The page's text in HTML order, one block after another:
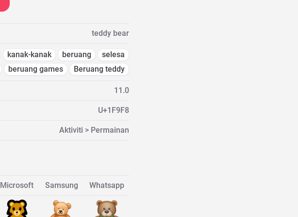
teddy bear
kanak-kanak beruang
selesa
beruang games Beruang teddy
11.0
U+1F9F8
Aktiviti > Permainan
Microsoft Samsung Whatsapp